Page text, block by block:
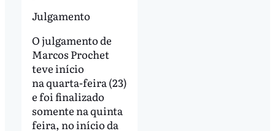
Julgamento
O julgamento de
Marcos Prochet
teve início
na quarta-feira (23)
e foi finalizado
somente na quinta
feira, no início da